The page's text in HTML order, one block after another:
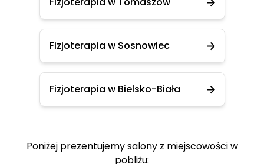
Fizjoterapia w Sosnowiec
Fizjoterapia w Bielsko-Biała
Poniżej prezentujemy salony z miejscowości w
pobliżu: